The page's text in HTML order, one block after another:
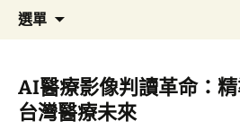
選單
要
內
容
AI醫療影像判讀革命：
台灣醫療未來